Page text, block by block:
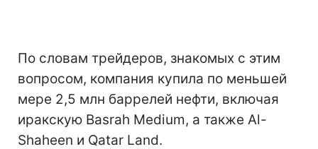
По словам трейдеров, знакомых с этим
вопросом, компания купила по меньшей
мере 2,5 млн баррелей нефти, включая
иракскую Basrah Medium, а также Al-
Shaheen и Qatar Land.